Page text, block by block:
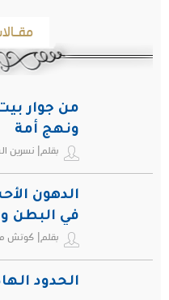
من جوار
ونهج أمة
بقلم| نسرين
الدهون
في البطن
بقلم| كوتش
الحدود